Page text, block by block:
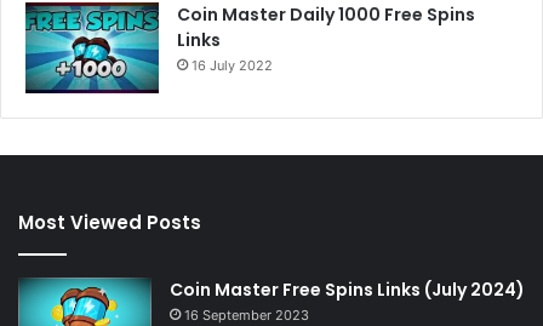
Coin Master Daily 1000 Free Spins
Links
16 July 2022
Most Viewed Posts
Coin Master Free Spins Links (July 2024)
16 September 2023